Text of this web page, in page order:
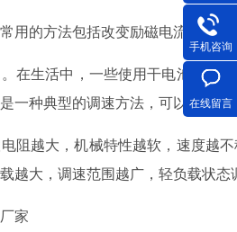
用的方法包括改变励磁电流、改变
。在生活中，一些使用干电池的旋
一种典型的调速方法，可以改变电枢
联电阻越大，机械特性越软，速度
越大，调速范围越广，轻负载状态
手机咨询
在线留言